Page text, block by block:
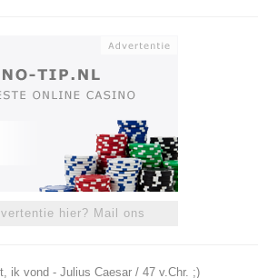
hier? Mail ons
ik vond - Julius Caesar / 47 v.Chr. ;)